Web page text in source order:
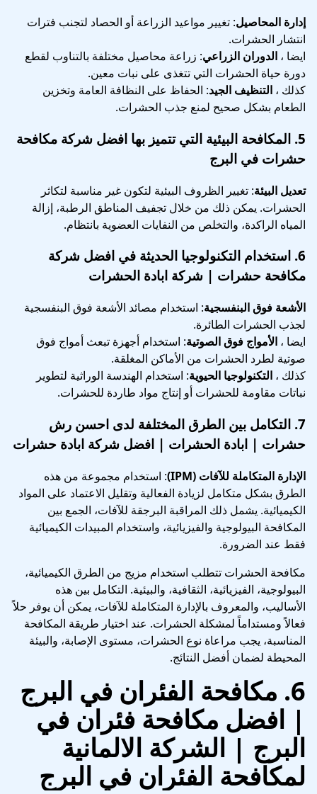
إدارة المحاصيل: تغيير مواعيد الزراعة أو الحصاد لتجنب فترات
انتشار الحشرات.
ايضا ، الدوران الزراعي: زراعة محاصيل مختلفة بالتناوب لقطع
دورة حياة الحشرات التي تتغذى على نبات معين.
كذلك ، التنظيف الجيد: الحفاظ على النظافة العامة وتخزين
الطعام بشكل صحيح لمنع جذب الحشرات.
5. المكافحة البيئية التي تتميز بها افضل شركة مكافحة
حشرات في البرج
تعديل البيئة: تغيير الظروف البيئية لتكون غير مناسبة لتكاثر
الحشرات. يمكن ذلك من خلال تجفيف المناطق الرطبة، إزالة
المياه الراكدة، والتخلص من النفايات العضوية بانتظام.
6. استخدام التكنولوجيا الحديثة في افضل شركة
مكافحة حشرات | شركة ابادة الحشرات
الأشعة فوق البنفسجية: استخدام مصائد الأشعة فوق البنفسجية
لجذب الحشرات الطائرة.
ايضا ، الأمواج فوق الصوتية: استخدام أجهزة تبعث أمواج فوق
صوتية لطرد الحشرات من الأماكن المغلقة.
كذلك ، التكنولوجيا الحيوية: استخدام الهندسة الوراثية لتطوير
نباتات مقاومة للحشرات أو إنتاج مواد طاردة للحشرات.
7. التكامل بين الطرق المختلفة لدى احسن رش
حشرات | ابادة الحشرات | افضل شركة ابادة حشرات
الإدارة المتكاملة للآفات (IPM)
: استخدام مجموعة من هذه
الطرق بشكل متكامل لزيادة الفعالية وتقليل الاعتماد على المواد
الكيميائية. يشمل ذلك المراقبة البرجقة للآفات، الجمع بين
المكافحة البيولوجية والفيزيائية، واستخدام المبيدات الكيميائية
فقط عند الضرورة.
مكافحة الحشرات تتطلب استخدام مزيج من الطرق الكيميائية،
البيولوجية، الفيزيائية، الثقافية، والبيئية. التكامل بين هذه
الأساليب، والمعروف بالإدارة المتكاملة للآفات، يمكن أن يوفر حلاً
فعالاً ومستداماً لمشكلة الحشرات. عند اختيار طريقة المكافحة
المناسبة، يجب مراعاة نوع الحشرات، مستوى الإصابة، والبيئة
المحيطة لضمان أفضل النتائج.
6. مكافحة الفئران في البرج
| افضل مكافحة فئران في
البرج | الشركة الالمانية
لمكافحة الفئران في البرج